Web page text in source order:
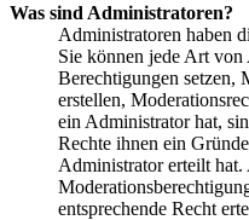
Was sind Administratoren?
Administratoren haben
Sie können jede Art
Berechtigungen setzen,
erstellen,
ein Administrator hat,
Rechte ihnen ein
Administrator erteilt
entsprechende Recht